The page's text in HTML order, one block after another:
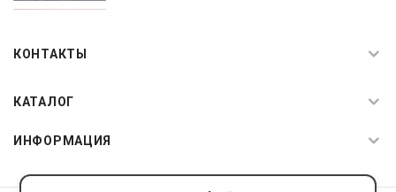
КОНТАКТЫ
КАТАЛОГ
ИНФОРМАЦИЯ